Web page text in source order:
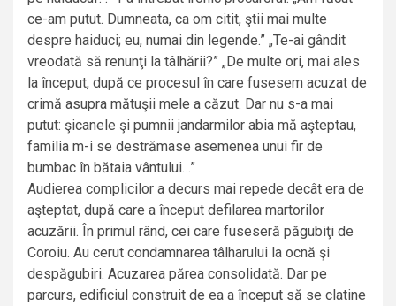
ce-am putut. Dumneata, ca om citit, ştii mai multe
despre haiduci; eu, numai din legende.” „Te-ai gândit
vreodată să renunţi la tâlhării?” „De multe ori, mai ales
la început, după ce procesul în care fusesem acuzat de
crimă asupra mătuşii mele a căzut. Dar nu s-a mai
putut: şicanele şi pumnii jandarmilor abia mă aşteptau,
familia m-i se destrămase asemenea unui fir de
bumbac în bătaia vântului…”
Audierea complicilor a decurs mai repede decât era de
aşteptat, după care a început defilarea martorilor
acuzării. În primul rând, cei care fuseseră păgubiţi de
Coroiu. Au cerut condamnarea tâlharului la ocnă şi
despăgubiri. Acuzarea părea consolidată. Dar pe
parcurs, edificiul construit de ea a început să se clatine